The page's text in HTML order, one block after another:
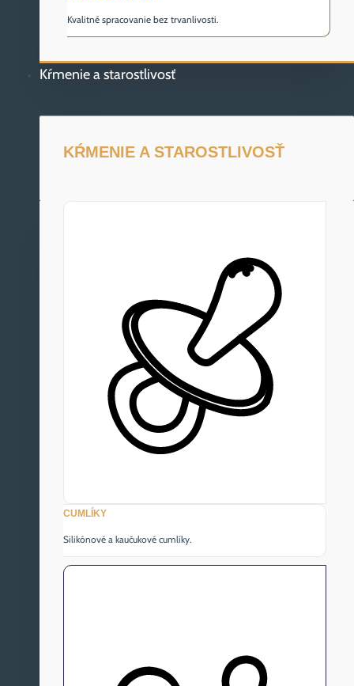
Kvalitné spracovanie bez trvanlivosti.
Kŕmenie a starostlivosť
KŔMENIE A STAROSTLIVOSŤ
CUMLÍKY
Silikónové a kaučukové cumlíky.